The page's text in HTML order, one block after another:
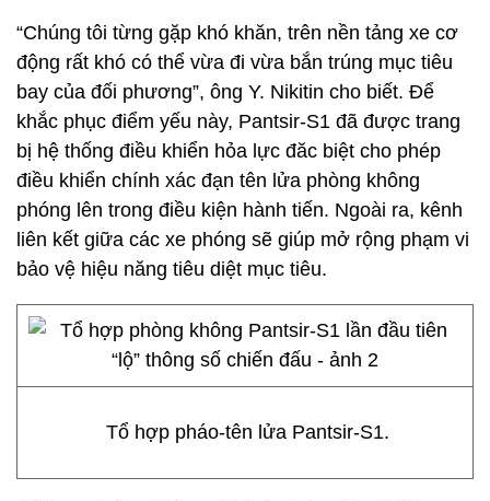
“Chúng tôi từng gặp khó khăn, trên nền tảng xe cơ
động rất khó có thể vừa đi vừa bắn trúng mục tiêu
bay của đối phương”, ông Y. Nikitin cho biết. Để
khắc phục điểm yếu này, Pantsir-S1 đã được trang
bị hệ thống điều khiển hỏa lực đăc biệt cho phép
điều khiển chính xác đạn tên lửa phòng không
phóng lên trong điều kiện hành tiến. Ngoài ra, kênh
liên kết giữa các xe phóng sẽ giúp mở rộng phạm vi
bảo vệ hiệu năng tiêu diệt mục tiêu.
Tổ hợp pháo-tên lửa Pantsir-S1.